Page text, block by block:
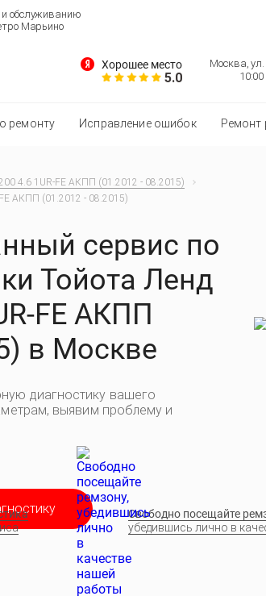
и обслуживанию
Марьино
Хорошее место
5.0
Москва,
ремонту Исправление ошибок Ремонт
4.6 1UR-FE АКПП (01.2012 - 08.2015)
FE АКПП (01.2012 - 08.2015)
сервис по
Тойота Ленд
FE АКПП
в Москве
диагностику вашего
выявим проблему и
Свободно посещайте
убедившись лично в